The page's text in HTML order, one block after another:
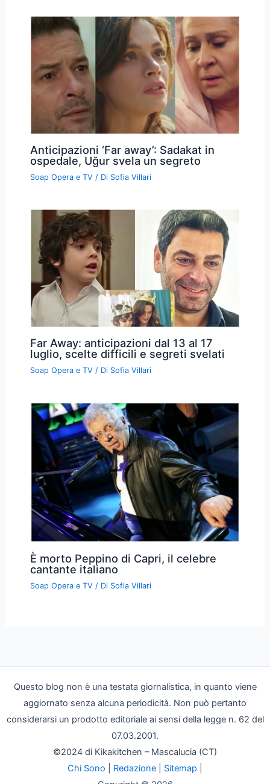
Anticipazioni ‘Far away’: Sadakat in
ospedale, Uğur svela un segreto
Soap Opera e TV / Di Sofia Villari
Far Away: anticipazioni dal 13 al 17
luglio, scelte difficili e segreti svelati
Soap Opera e TV / Di Sofia Villari
È morto Peppino di Capri, il celebre
cantante italiano
Soap Opera e TV / Di Sofia Villari
Questo blog non è una testata giornalistica, in quanto viene
aggiornato senza alcuna periodicità. Non può pertanto
considerarsi un prodotto editoriale ai sensi della legge n. 62 del
07.03.2001.
©2024 di Kikakitchen – Mascalucia (CT)
Chi Sono
Redazione Sitemap